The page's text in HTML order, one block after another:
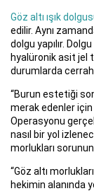
Göz altı ışık
edilir. Aynı
dolgu yapılır.
hyalüronik asit jel
durumlarda cerrahi
“Burun estetiği
merak edenler
Operasyonu
nasıl bir yol
morlukları
“Göz altı
hekimin alanında